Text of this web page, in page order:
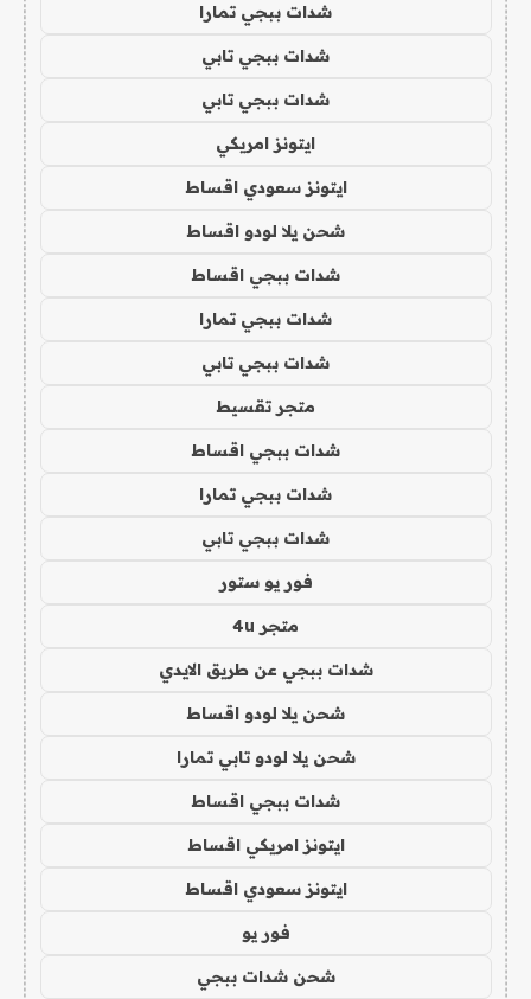
شدات ببجي تمارا
شدات ببجي تابي
شدات ببجي تابي
ايتونز امريكي
ايتونز سعودي اقساط
شحن يلا لودو اقساط
شدات ببجي اقساط
شدات ببجي تمارا
شدات ببجي تابي
متجر تقسيط
شدات ببجي اقساط
شدات ببجي تمارا
شدات ببجي تابي
فور يو ستور
متجر 4u
شدات ببجي عن طريق الايدي
شحن يلا لودو اقساط
شحن يلا لودو تابي تمارا
شدات ببجي اقساط
ايتونز امريكي اقساط
ايتونز سعودي اقساط
فور يو
شحن شدات ببجي